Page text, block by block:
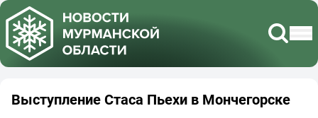
Выступление Стаса Пьехи в Мончегорске